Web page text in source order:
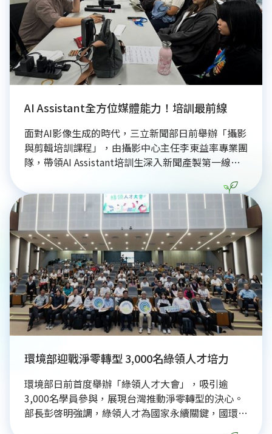
AI Assistant全方位媒體能力！培訓最前線
面對AI影像生成的時代，三立新聞部日前舉辦「攝影
與剪輯培訓課程」，由攝影中心主任李東益率專業團
隊，帶領AI Assistant培訓生深入新聞產製第一線。
與視覺構圖仍是影像工作者的核心競爭力。透過實地
拍攝演練、作品講評及業界剪輯系統實作，引導學員
從鏡位設計到後製節奏掌握，建立完整的影音製作觀
念。三立新聞部藉由產學合作，結合AI科技與媒體實
務，致力培育兼具數位應用與新聞專業的跨域人才，
協助學生接軌產業，共同迎接媒體數位轉型趨勢。
環境部迎戰淨零轉型 3,000名綠領人才培力
環境部日前首度舉辦「綠領人才大會」，吸引逾
3,000名學員參與，展現台灣推動淨零轉型的決心。
部長彭啓明強調，綠領人才為國家永續關鍵，國環院